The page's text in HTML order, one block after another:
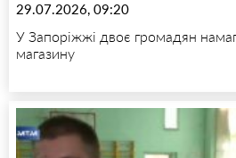
29.07.2026, 09:20
У Запоріжжі двоє громадян
магазину